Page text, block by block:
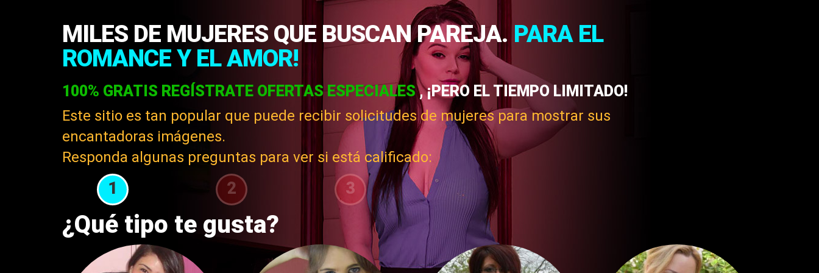
MILES DE MUJERES QUE BUSCAN PAREJA.PARA EL
ROMANCE Y EL AMOR!
100% GRATIS REGÍSTRATE OFERTAS ESPECIALES, ¡PERO EL TIEMPO LIMITADO!
Este sitio es tan popular que puede recibir solicitudes de mujeres para mostrar sus
encantadoras imágenes.
Responda algunas preguntas para ver si está calificado:
1 2 3
¿Qué tipo te gusta?